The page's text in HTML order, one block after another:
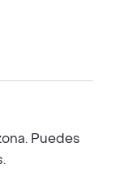
Puedes